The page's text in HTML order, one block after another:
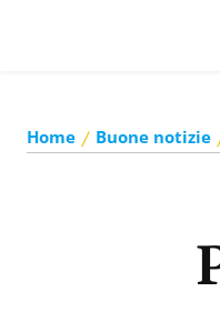
Home Buone notizie